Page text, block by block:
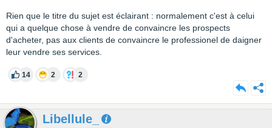
Rien que le titre du sujet est éclairant : normalement c'est à celui
qui a quelque chose à vendre de convaincre les prospects
d'acheter, pas aux clients de convaincre le professionel de daigner
leur vendre ses services.
14 2 2
Libellule_